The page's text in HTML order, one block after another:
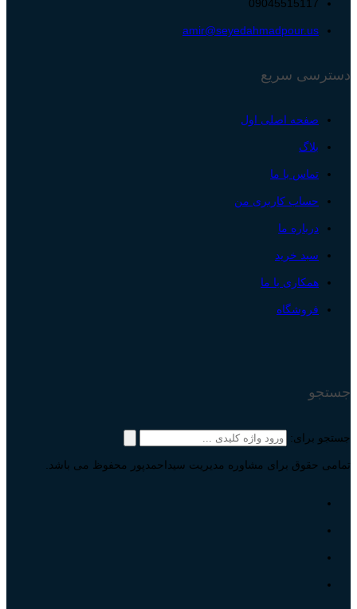
09045515117
amir@seyedahmadpour.us
دسترسی سریع
صفحه اصلی اول
بلاگ
تماس با ما
حساب کاربری من
درباره ما
سبد خرید
همکاری با ما
فروشگاه
جستجو
جستجو برای:
تمامی حقوق برای مشاوره مدیریت سیداحمدپور محفوظ می باشد.